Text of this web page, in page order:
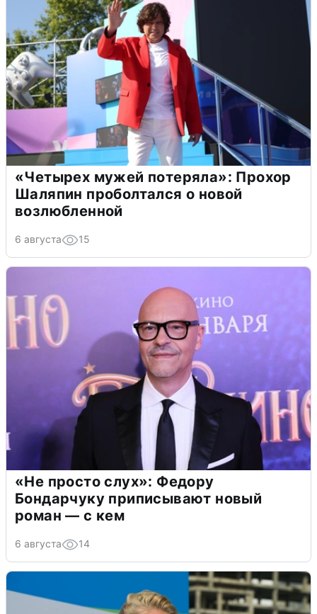
«Четырех мужей потеряла»: Прохор
Шаляпин проболтался о новой
возлюбленной
6 августа 15
«Не просто слух»: Федору
Бондарчуку приписывают новый
роман — с кем
6 августа 14